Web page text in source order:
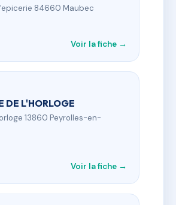
84660 Maubec
Voir la fiche →
DE L'HORLOGE
13860 Peyrolles-en-
Voir la fiche →